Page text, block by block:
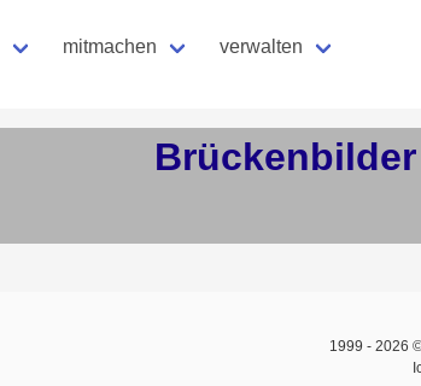
mitmachen verwalten
Brückenbilder
1999 - 2026